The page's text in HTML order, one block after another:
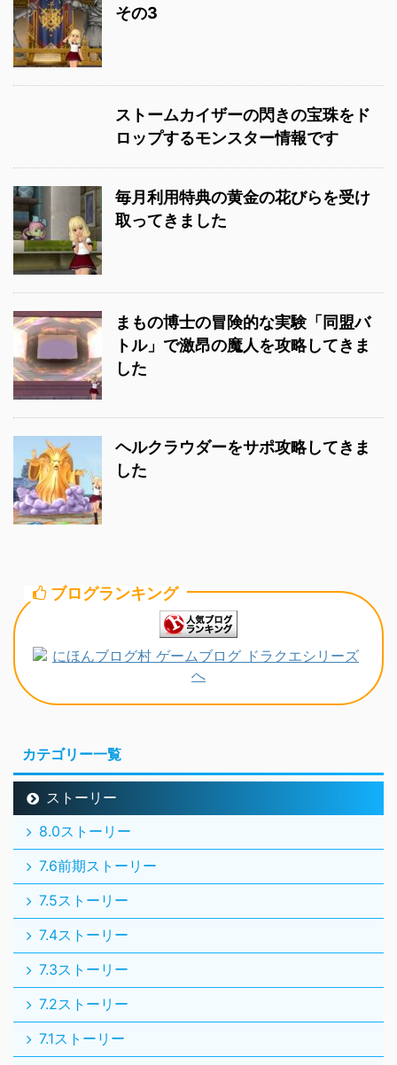
その3
ストームカイザーの閃きの宝珠をド
ロップするモンスター情報です
毎月利用特典の黄金の花びらを受け
取ってきました
まもの博士の冒険的な実験「同盟バ
トル」で激昂の魔人を攻略してきま
した
ヘルクラウダーをサポ攻略してきま
した
ブログランキング
カテゴリー一覧
ストーリー
8.0ストーリー
7.6前期ストーリー
7.5ストーリー
7.4ストーリー
7.3ストーリー
7.2ストーリー
7.1ストーリー